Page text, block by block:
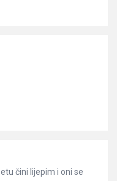
čini lijepim i oni se